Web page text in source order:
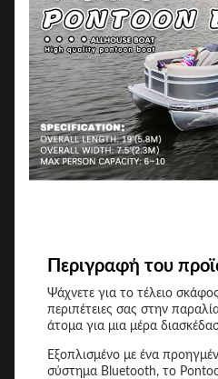
Περιγραφή του
Ψάχνετε για το τέλειο
περιπέτειες σας στην
άτομα για μια μέρα
Εξοπλισμένο με ένα
σύστημα Bluetooth, το